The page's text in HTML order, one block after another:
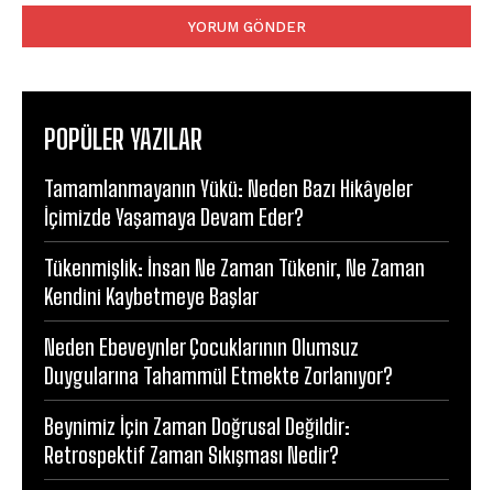
POPÜLER YAZILAR
Tamamlanmayanın Yükü: Neden Bazı Hikâyeler
İçimizde Yaşamaya Devam Eder?
Tükenmişlik: İnsan Ne Zaman Tükenir, Ne Zaman
Kendini Kaybetmeye Başlar
Neden Ebeveynler Çocuklarının Olumsuz
Duygularına Tahammül Etmekte Zorlanıyor?
Beynimiz İçin Zaman Doğrusal Değildir:
Retrospektif Zaman Sıkışması Nedir?